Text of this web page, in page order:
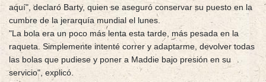
aquí", declaró Barty, quien se aseguró conservar su puesto en la
cumbre de la jerarquía mundial el lunes.
"La bola era un poco más lenta esta tarde, más pesada en la
raqueta. Simplemente intenté correr y adaptarme, devolver todas
las bolas que pudiese y poner a Maddie bajo presión en su
servicio", explicó.